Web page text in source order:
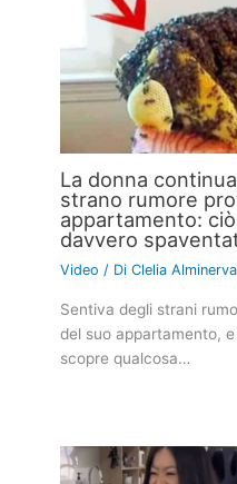
La donna
strano rumore
appartamento:
davvero
Video / DiClelia Alminerva
Sentiva degli strani
del suo appartamento,
scopre qualcosa…